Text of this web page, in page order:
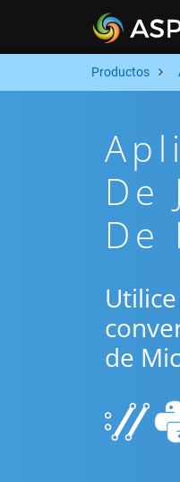
Productos
De
De
de